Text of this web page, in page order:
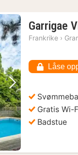
Neste bilde
Garrigae
Frankrike ›
Låse
Gratis Wi-
Badstue